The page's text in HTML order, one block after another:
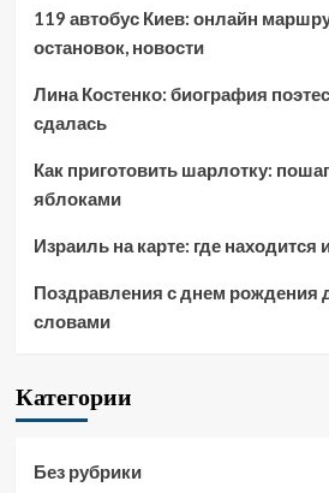
119 автобус Киев: онлайн
остановок, новости
Лина Костенко: биография
сдалась
Как приготовить шарлотку:
яблоками
Израиль на карте: где находится
Поздравления с днем рождения
словами
Категории
Без рубрики